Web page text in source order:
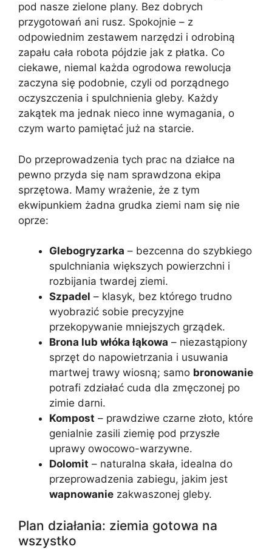
pod nasze zielone plany. Bez dobrych
przygotowań ani rusz. Spokojnie – z
odpowiednim zestawem narzędzi i odrobiną
zapału cała robota pójdzie jak z płatka. Co
ciekawe, niemal każda ogrodowa rewolucja
zaczyna się podobnie, czyli od porządnego
oczyszczenia i spulchnienia gleby. Każdy
zakątek ma jednak nieco inne wymagania, o
czym warto pamiętać już na starcie.
Do przeprowadzenia tych prac na działce na
pewno przyda się nam sprawdzona ekipa
sprzętowa. Mamy wrażenie, że z tym
ekwipunkiem żadna grudka ziemi nam się nie
oprze:
Glebogryzarka – bezcenna do szybkiego
spulchniania większych powierzchni i
rozbijania twardej ziemi.
Szpadel – klasyk, bez którego trudno
wyobrazić sobie precyzyjne
przekopywanie mniejszych grządek.
Brona lub włóka łąkowa – niezastąpiony
sprzęt do napowietrzania i usuwania
martwej trawy wiosną; samo bronowanie
potrafi zdziałać cuda dla zmęczonej po
zimie darni.
Kompost – prawdziwe czarne złoto, które
genialnie zasili ziemię pod przyszłe
uprawy owocowo-warzywne.
Dolomit – naturalna skała, idealna do
przeprowadzenia zabiegu, jakim jest
wapnowanie zakwaszonej gleby.
Plan działania: ziemia gotowa na
wszystko